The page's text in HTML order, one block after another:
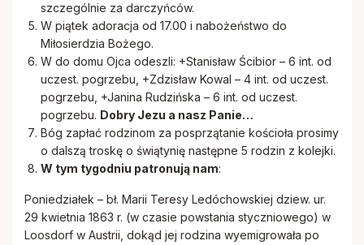
szczególnie za darczyńców.
W piątek adoracja od 17.00 i nabożeństwo do
Miłosierdzia Bożego.
W do domu Ojca odeszli: +Stanisław Ścibior – 6 int. od
uczest. pogrzebu, +Zdzisław Kowal – 4 int. od uczest.
pogrzebu, +Janina Rudzińska – 6 int. od uczest.
pogrzebu. Dobry Jezu a nasz Panie…
Bóg zapłać rodzinom za posprzątanie kościoła prosimy
o dalszą troskę o świątynię następne 5 rodzin z kolejki.
W tym tygodniu patronują nam:
Poniedziałek – bł. Marii Teresy Ledóchowskiej dziew. ur.
29 kwietnia 1863 r. (w czasie powstania styczniowego) w
Loosdorf w Austrii, dokąd jej rodzina wyemigrowała po